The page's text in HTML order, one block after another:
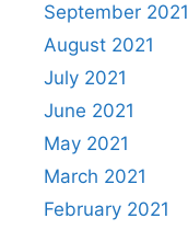
September 2021
August 2021
July 2021
June 2021
May 2021
March 2021
February 2021